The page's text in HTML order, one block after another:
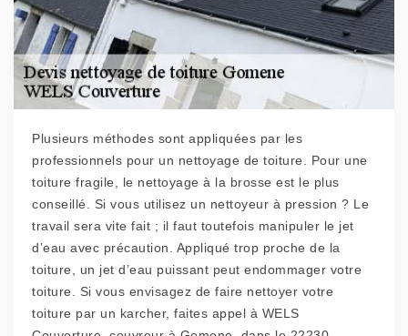
Plusieurs méthodes sont appliquées par les
professionnels pour un nettoyage de toiture. Pour une
toiture fragile, le nettoyage à la brosse est le plus
conseillé. Si vous utilisez un nettoyeur à pression ? Le
travail sera vite fait ; il faut toutefois manipuler le jet
d’eau avec précaution. Appliqué trop proche de la
toiture, un jet d’eau puissant peut endommager votre
toiture. Si vous envisagez de faire nettoyer votre
toiture par un karcher, faites appel à WELS